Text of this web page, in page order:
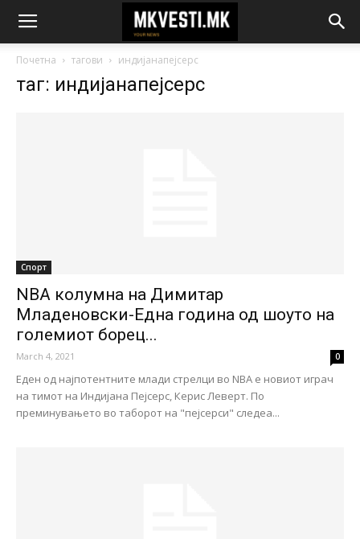
Почетна тагови индијанапејсерс
таг: индијанапејсерс
Спорт
NBA колумна на Димитар
Младеновски-Една година од шоуто на
големиот борец...
March 4, 2021 0
Еден од најпотентните млади стрелци во NBA е новиот играч
на тимот на Индијана Пејсерс, Керис Леверт. По
преминувањето во таборот на "пејсерси" следеа...